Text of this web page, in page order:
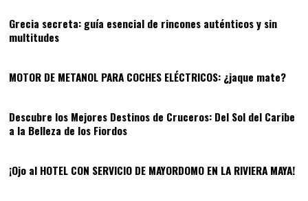
Grecia secreta: guía esencial de rincones auténticos y sin
multitudes
MOTOR DE METANOL PARA COCHES ELÉCTRICOS: ¿jaque mate?
06
Descubre los Mejores Destinos de Cruceros: Del Sol del Caribe
a la Belleza de los Fiordos
¡Ojo al HOTEL CON SERVICIO DE MAYORDOMO EN LA RIVIERA MAYA!
08